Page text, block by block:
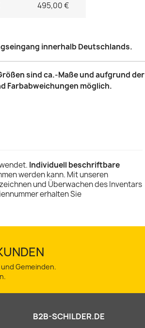
495,00 €
innerhalb Deutschlands.
sind ca.-Maße und aufgrund der
Farbabweichungen möglich.
Individuell beschriftbare
werden kann. Mit unseren
und Überwachen des Inventars
erhalten Sie
Gemeinden.
B2B-SCHILDER.DE